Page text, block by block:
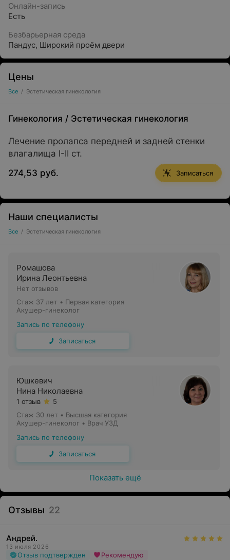
Онлайн-запись
Есть
Безбарьерная среда
Пандус, Широкий проём двери
Цены
Все / Эстетическая гинекология
Гинекология / Эстетическая гинекология
Лечение пролапса передней и задней стенки
влагалища I-II ст.
274,53 руб.
Записаться
Наши специалисты
Все / Эстетическая гинекология
Ромашова
Ирина Леонтьевна
Нет отзывов
Стаж 37 лет • Первая категория
Акушер-гинеколог
Запись по телефону
Записаться
Юшкевич
Нина Николаевна
1 отзыв
5
Стаж 30 лет • Высшая категория
Акушер-гинеколог • Врач УЗД
Запись по телефону
Записаться
Показать ещё
Отзывы 22
Андрей.
13 июля 2026
Отзыв подтвержден Рекомендую